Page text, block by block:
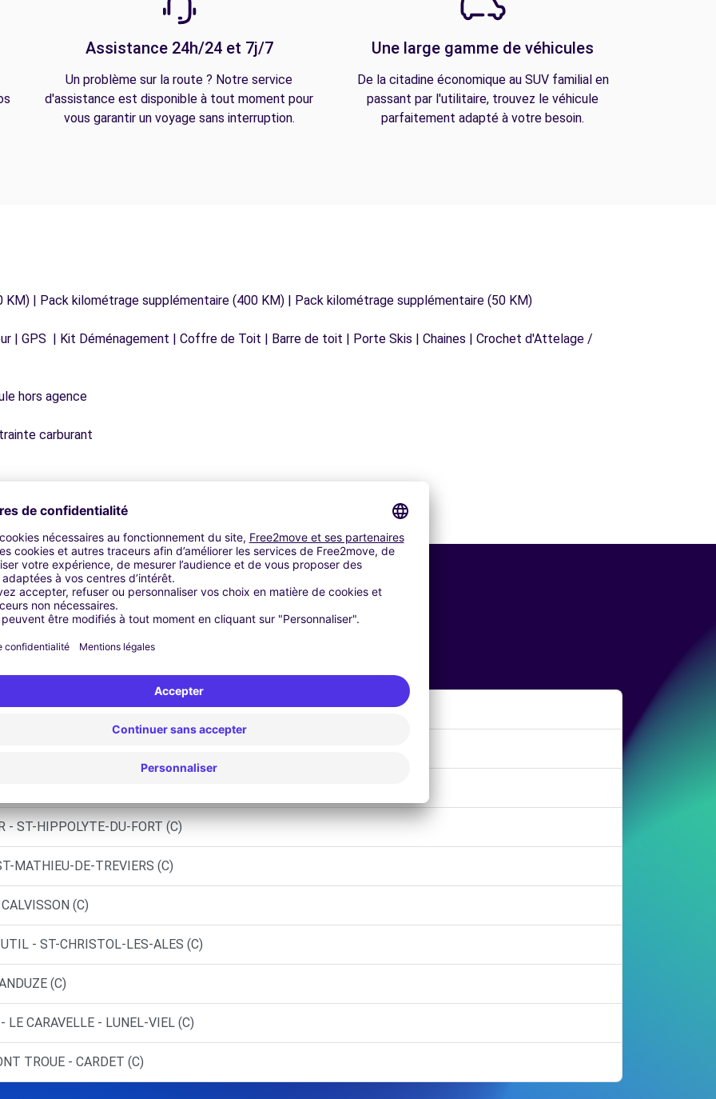
Assistance 24h/24 et 7j/7
Un problème sur la route ? Notre service
d'assistance est disponible à tout moment pour
vous garantir un voyage sans interruption.
Une large gamme de véhicules
De la citadine économique au SUV familial en
passant par l'utilitaire, trouvez le véhicule
parfaitement adapté à votre besoin.
| Pack kilométrage supplémentaire (400 KM) | Pack kilométrage supplémentaire (50 KM)
| GPS | Kit Déménagement | Coffre de Toit | Barre de toit | Porte Skis | Chaines | Crochet d'Attelage /
hors agence
carburant
Agences similaires
- QUISSAC (C)
- ST-HIPPOLYTE-DU-FORT (C)
MATHIEU-DE-TREVIERS (C)
(C)
- ST-CHRISTOL-LES-ALES (C)
(C)
CARAVELLE - LUNEL-VIEL (C)
TROUE - CARDET (C)